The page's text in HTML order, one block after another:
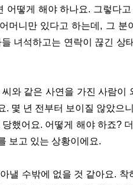
어떻게 해야 하나요. 그렇다
머니만 있다고 하는데, 그 분
녀석하고는 연락이 끊긴 상
와 같은 사연을 가진 사람
몇 년 전부터 보이질 않았으
했어요. 어떻게 해야 하죠?
보고 있는 상황이에요.
낼 수밖에 없을 것 같아요.